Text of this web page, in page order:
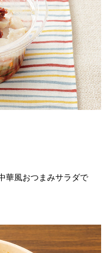
華風おつまみサラダで